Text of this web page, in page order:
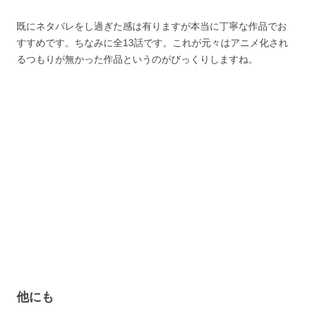
既にネタバレをし過ぎた感は有りますが本当に丁寧な作品でお
すすめです。ちなみに全13話です。これが元々はアニメ化され
るつもりが無かった作品というのがびっくりしますね。
他にも